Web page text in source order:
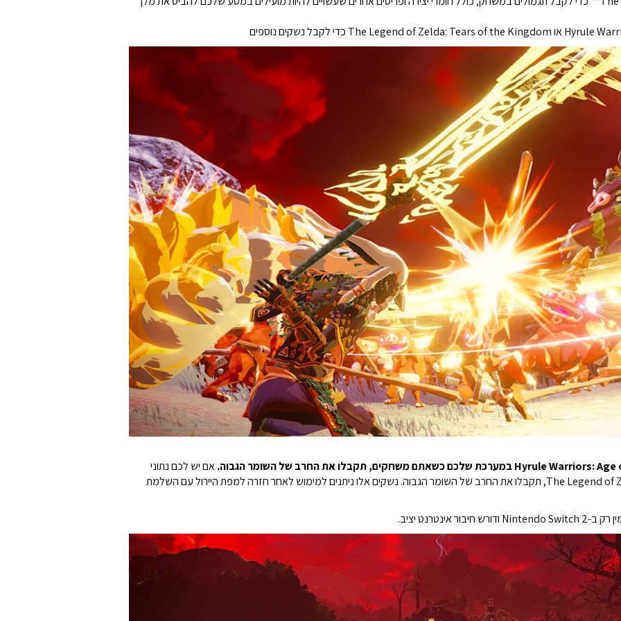
אם יש לכם נתוני
שמירה מהמשחק The Legend of Zelda: Tears of the Kingdom, תקבלו את החרב של השומר הגבוה. נשקים אלו ניתנים למימוש לאחר חזרה למפת היירול עם השלמת